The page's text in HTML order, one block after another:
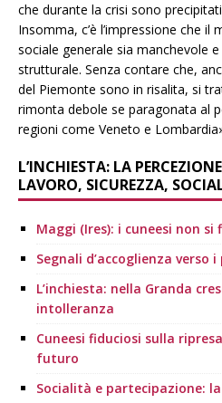
che durante la crisi sono
Insomma, c’è l’impressione che
sociale generale sia manchevole
strutturale. Senza contare che,
del Piemonte sono in risalita, si
rimonta debole se paragonata al
regioni come Veneto e
L’INCHIESTA: LA
LAVORO, SICUREZZA,
Maggi (Ires): i cuneesi non
Segnali d’accoglienza
L’inchiesta: nella Granda
intolleranza
Cuneesi fiduciosi sulla
futuro
Socialità e partecipazione: